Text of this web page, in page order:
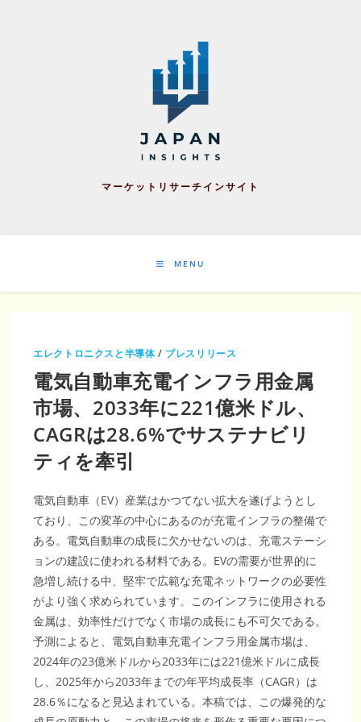
マーケットリサーチインサイト
MENU
エレクトロニクスと半導体/ プレスリリース
電気自動車充電インフラ用金属
市場、2033年に221億米ドル、
CAGRは28.6%でサステナビリ
ティを牽引
電気自動車（EV）産業はかつてない拡大を遂げようとし
ており、この変革の中心にあるのが充電インフラの整備で
ある。電気自動車の成長に欠かせないのは、充電ステーシ
ョンの建設に使われる材料である。EVの需要が世界的に
急増し続ける中、堅牢で広範な充電ネットワークの必要性
がより強く求められています。このインフラに使用される
金属は、効率性だけでなく市場の成長にも不可欠である。
予測によると、電気自動車充電インフラ用金属市場は、
2024年の23億米ドルから2033年には221億米ドルに成長
し、2025年から2033年までの年平均成長率（CAGR）は
28.6％になると見込まれている。本稿では、この爆発的な